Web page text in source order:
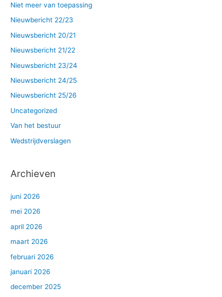
Niet meer van toepassing
Nieuwbericht 22/23
Nieuwsbericht 20/21
Nieuwsbericht 21/22
Nieuwsbericht 23/24
Nieuwsbericht 24/25
Nieuwsbericht 25/26
Uncategorized
Van het bestuur
Wedstrijdverslagen
Archieven
juni 2026
mei 2026
april 2026
maart 2026
februari 2026
januari 2026
december 2025